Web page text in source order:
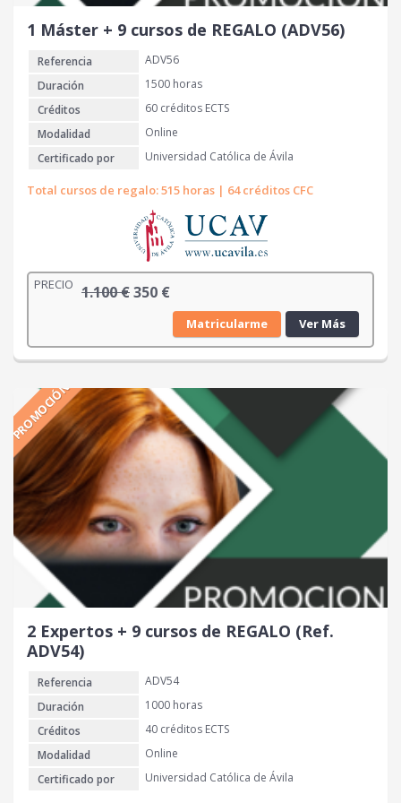
e
r
:
2
0
€
1 Máster + 9 cursos de REGALO (ADV56)
Referencia
ADV56
Duración
1500 horas
Créditos
60 créditos ECTS
Modalidad
Online
Certificado por
Universidad Católica de Ávila
Total cursos de regalo: 515 horas | 64 créditos CFC
PRECIO 1.100€E
r
c
i
o
o
r
i
g
i
n
a
e
r
350 €E
l
p
r
c
i
o
u
a
e
s
:
3
€
.
Matricularme Ver Más
PROMOCIÓN
2 Expertos + 9 cursos de REGALO (Ref.
ADV54)
Referencia
ADV54
Duración
1000 horas
Créditos
40 créditos ECTS
Modalidad
Online
Certificado por
Universidad Católica de Ávila